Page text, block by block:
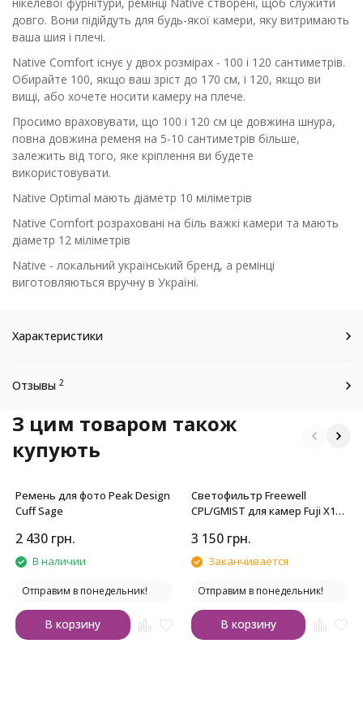
довго. Вони підійдуть для будь-якої камери, яку витримають
ваша шия і плечі.
Native Comfort існує у двох розмірах - 100 і 120 сантиметрів.
Обирайте 100, якщо ваш зріст до 170 см, і 120, якщо ви
вищі, або хочете носити камеру на плече.
Просимо враховувати, що 100 і 120 см це довжина шнура,
повна довжина ременя на 5-10 сантиметрів більше,
залежить від того, яке кріплення ви будете
використовувати.
Native Optimal мають діаметр 10 міліметрів
Native Comfort розраховані на біль важкі камери та мають
діаметр 12 міліметрів
Native - локальний український бренд, а ремінці
виготовляються вручну в Україні.
Характеристики
Отзывы 2
З цим товаром також
купують
Ремень для фото Peak Design
Cuff Sage
2 430 грн.
В наличии
Отправим в понедельник!
В корзину
Светофильтр Freewell
CPL/GMIST для камер Fuji X100
3 150 грн.
Заканчивается
Отправим в понедельник!
В корзину